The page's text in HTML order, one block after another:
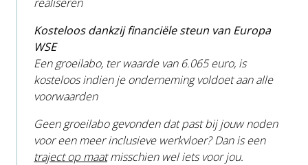
Kosteloos dankzij financiële steun van Europa
WSE
Een groeilabo, ter waarde van 6.065 euro, is
kosteloos indien je onderneming voldoet aan alle
voorwaarden
Geen groeilabo gevonden dat past bij jouw noden
voor een meer inclusieve werkvloer? Dan is een
traject op maatmisschien wel iets voor jou.